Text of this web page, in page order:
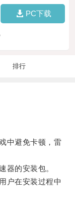
PC下载
排行
中避免卡顿，雷
的安装包。
户在安装过程中